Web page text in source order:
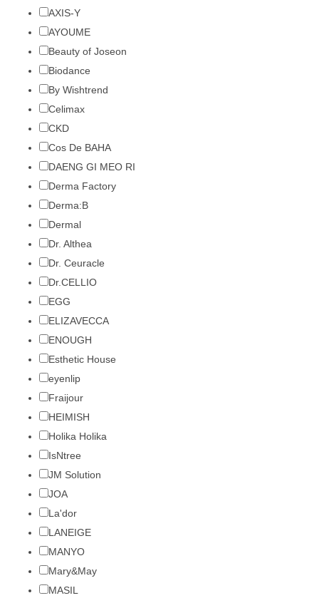
AXIS-Y
AYOUME
Beauty of Joseon
Biodance
By Wishtrend
Celimax
CKD
Cos De BAHA
DAENG GI MEO RI
Derma Factory
Derma:B
Dermal
Dr. Althea
Dr. Ceuracle
Dr.CELLIO
EGG
ELIZAVECCA
ENOUGH
Esthetic House
eyenlip
Fraijour
HEIMISH
Holika Holika
IsNtree
JM Solution
JOA
La'dor
LANEIGE
MANYO
Mary&May
MASIL